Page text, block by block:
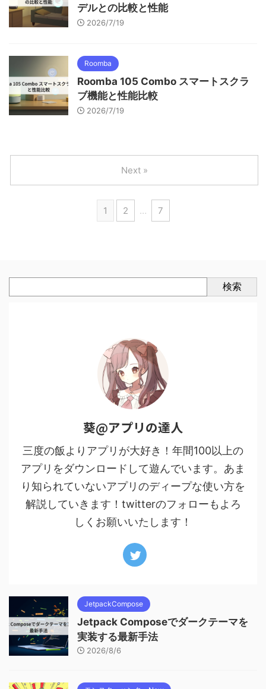
デルとの比較と性能
2026/7/19
Roomba
Roomba 105 Combo スマートスクラ
ブ機能と性能比較
2026/7/19
1 2 … 7
Next »
検索
葵@アプリの達人
三度の飯よりアプリが大好き！年間100以上の
アプリをダウンロードして遊んでいます。あま
り知られていないアプリのディープな使い方を
解説していきます！twitterのフォローもよろ
しくお願いいたします！
JetpackCompose
Jetpack Composeでダークテーマを
実装する最新手法
2026/8/6